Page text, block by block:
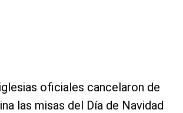
oficiales cancelaron de
las misas del Día de Navidad